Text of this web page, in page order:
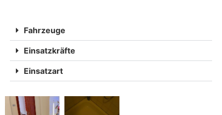
Fahrzeuge
Einsatzkräfte
Einsatzart